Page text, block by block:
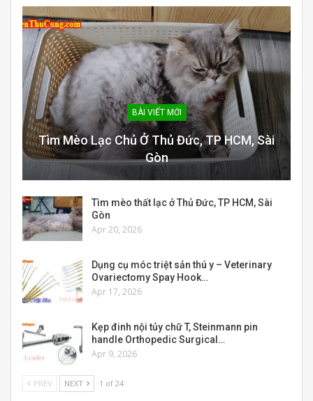
BÀI VIẾT MỚI
Tìm Mèo Lạc Chủ Ở Thủ Đức, TP HCM, Sài
Gòn
Tìm mèo thất lạc ở Thủ Đức, TP HCM, Sài
Gòn
Apr 20, 2026
Dụng cụ móc triệt sản thú y – Veterinary
Ovariectomy Spay Hook…
Apr 17, 2026
Kẹp đinh nội tủy chữ T, Steinmann pin
handle Orthopedic Surgical…
Apr 9, 2026
PREV NEXT 1 of 24